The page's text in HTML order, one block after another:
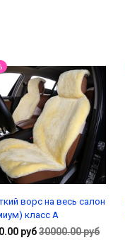
ворс на весь салон
класс А
руб30000.00 руб